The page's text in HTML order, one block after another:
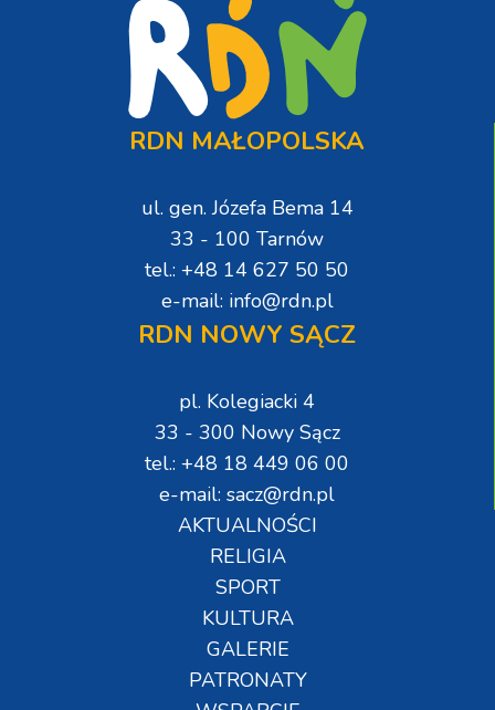
RDN MAŁOPOLSKA
ul. gen. Józefa Bema 14
33 - 100 Tarnów
tel.: +48 14 627 50 50
e-mail: info@rdn.pl
RDN NOWY SĄCZ
pl. Kolegiacki 4
33 - 300 Nowy Sącz
tel.: +48 18 449 06 00
e-mail: sacz@rdn.pl
AKTUALNOŚCI
RELIGIA
SPORT
KULTURA
GALERIE
PATRONATY